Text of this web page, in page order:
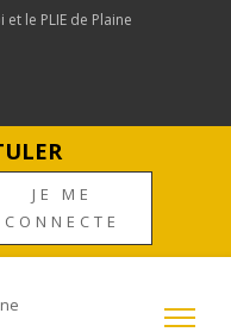
le PLIE de Plaine
JE ME
CONNECTE